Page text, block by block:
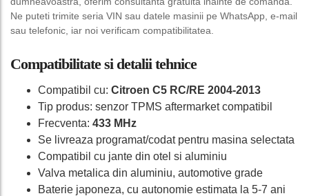
Ne puteti trimite seria VIN sau datele masinii pe WhatsApp, e-mail
sau telefonic, iar noi verificam compatibilitatea.
Compatibilitate si detalii tehnice
Compatibil cu: Citroen C5 RC/RE 2004-2013
Tip produs: senzor TPMS aftermarket compatibil
Frecventa: 433 MHz
Se livreaza programat/codat pentru masina selectata
Compatibil cu jante din otel si aluminiu
Valva metalica din aluminiu, automotive grade
Baterie japoneza, cu autonomie estimata la 5-7 ani